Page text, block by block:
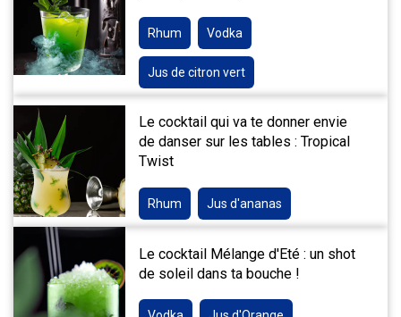
Rhum Vodka
Jus de citron vert
Le cocktail qui va te donner envie
de danser sur les tables : Tropical
Twist
Rhum Jus d'ananas
Le cocktail Mélange d'Eté : un shot
de soleil dans ta bouche !